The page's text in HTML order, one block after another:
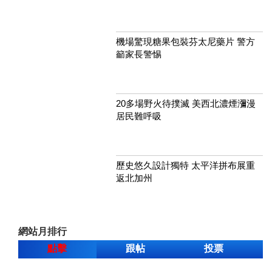
機場驚現糖果包裝芬太尼藥片 警方
籲家長警惕
20多場野火待撲滅 美西北濃煙瀰漫
居民難呼吸
歷史悠久設計獨特 太平洋拼布展重
返北加州
網站月排行
點擊
跟帖 投票